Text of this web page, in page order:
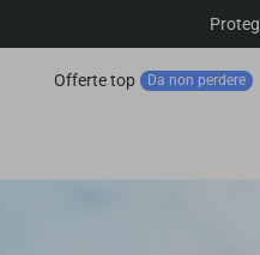
Offerte top Da non perdere